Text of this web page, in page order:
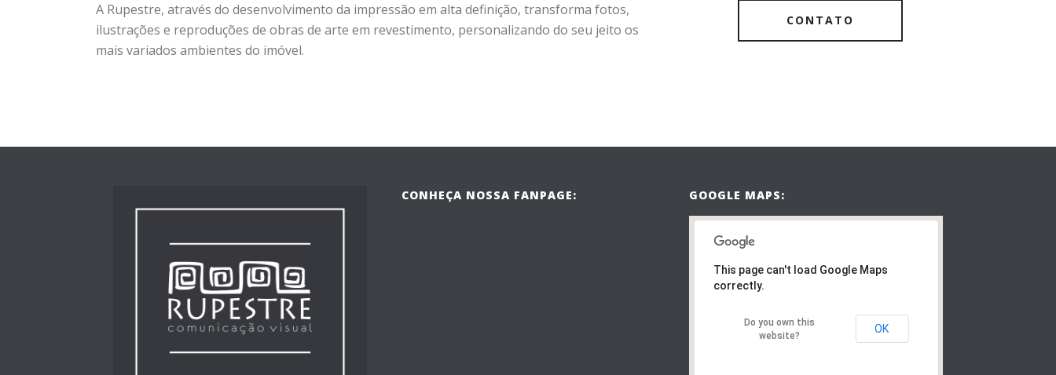
A Rupestre, através do desenvolvimento da impressão em alta definição, transforma fotos,
ilustrações e reproduções de obras de arte em revestimento, personalizando do seu jeito os
mais variados ambientes do imóvel.
CONTATO
CONHEÇA NOSSA FANPAGE: GOOGLE MAPS:
This page can't load Google Maps
correctly.
Do you own this
website?
OK